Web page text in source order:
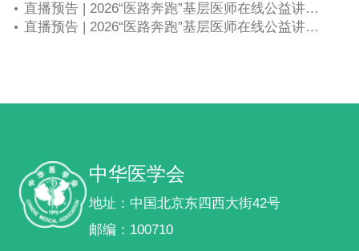
直播预告 | 2026“医路奔跑”基层医师在线公益讲座第六期——早产儿精细化监护与并发症早期干预
直播预告 | 2026“医路奔跑”基层医师在线公益讲座第五期——围产期感染母胎协同诊疗与规范化防控策略
中华医学会
地址：中国北京东四西大街42号
邮编：100710